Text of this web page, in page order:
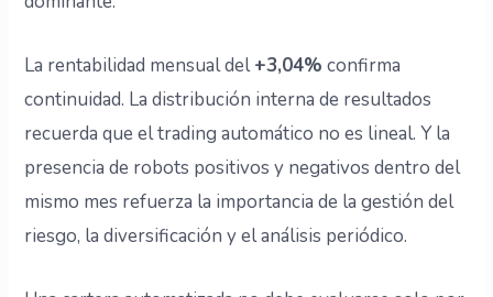
La rentabilidad mensual del+3,04% confirma
continuidad. La distribución interna de resultados
recuerda que el trading automático no es lineal. Y la
presencia de robots positivos y negativos dentro del
mismo mes refuerza la importancia de la gestión del
riesgo, la diversificación y el análisis periódico.